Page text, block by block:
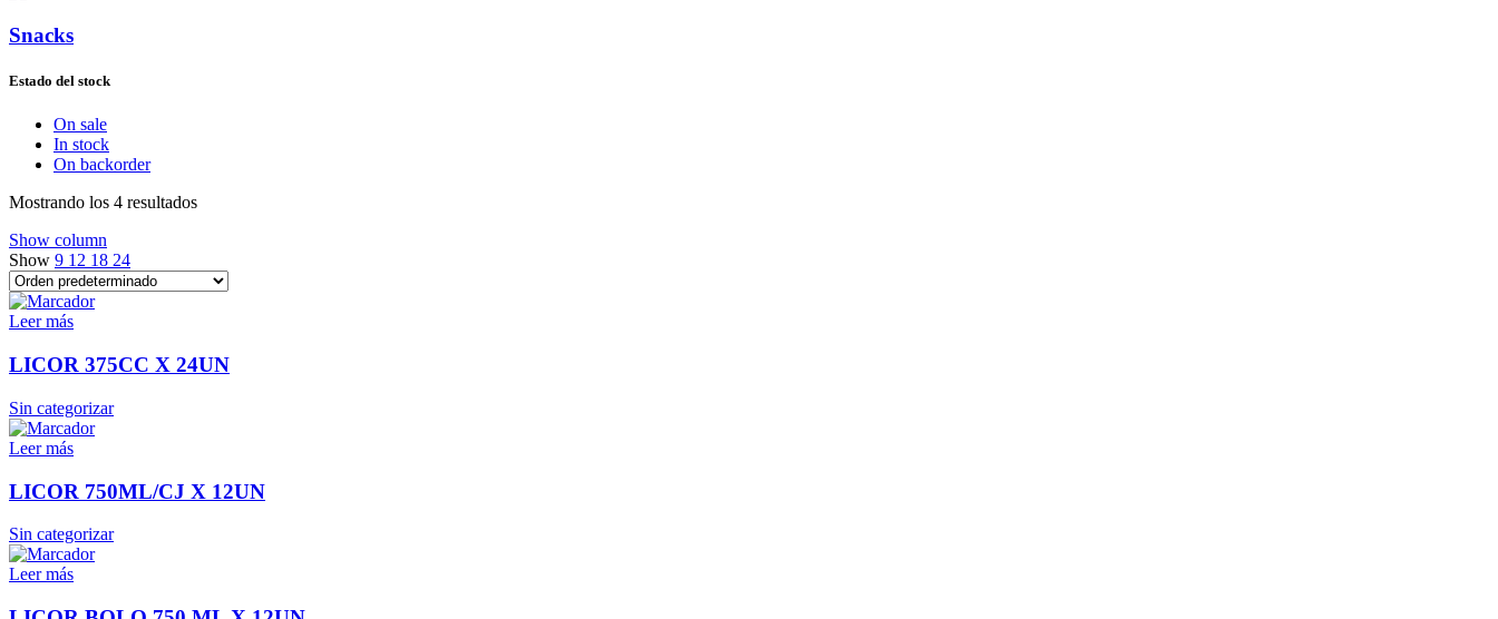
Snacks
Estado del stock
On sale
In stock
On backorder
Mostrando los 4 resultados
Show column
Show 9 12 18 24
Leer más
LICOR 375CC X 24UN
Sin categorizar
Leer más
LICOR 750ML/CJ X 12UN
Sin categorizar
Leer más